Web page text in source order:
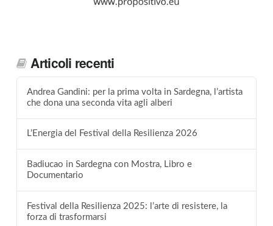
Articoli recenti
Andrea Gandini: per la prima volta in Sardegna, l’artista
che dona una seconda vita agli alberi
L’Energia del Festival della Resilienza 2026
Badiucao in Sardegna con Mostra, Libro e
Documentario
Festival della Resilienza 2025: l’arte di resistere, la
forza di trasformarsi